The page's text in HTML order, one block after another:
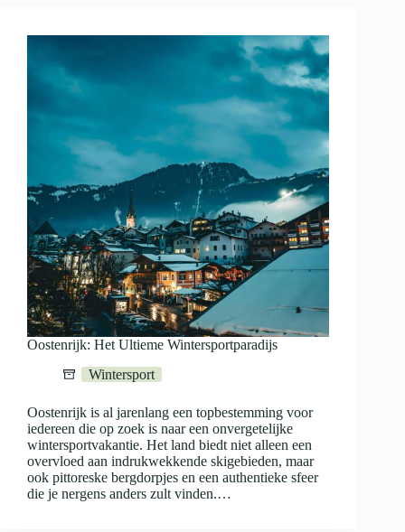
Oostenrijk: Het Ultieme Wintersportparadijs
Wintersport
Oostenrijk is al jarenlang een topbestemming voor
iedereen die op zoek is naar een onvergetelijke
wintersportvakantie. Het land biedt niet alleen een
overvloed aan indrukwekkende skigebieden, maar
ook pittoreske bergdorpjes en een authentieke sfeer
die je nergens anders zult vinden.…